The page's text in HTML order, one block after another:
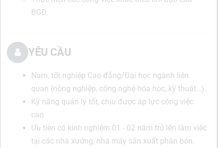
BGĐ.
YÊU CẦU
Nam, tốt nghiệp Cao đẳng/Đại học ngành liên
quan (nông nghiệp, công nghệ hóa học, kỹ thuật…).
Kỹ năng quản lý tốt, chịu được áp lực công việc
cao
Ưu tiên có kinh nghiệm 01 - 02 năm trở lên làm việc
tại các nhà xưởng, nhà máy sản xuất phân bón.